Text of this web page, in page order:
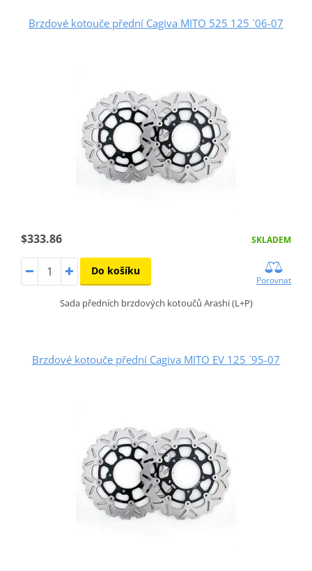
Brzdové kotouče přední Cagiva MITO 525 125 ´06-07
$333.86 SKLADEM
Do košíku
Porovnat
Sada předních brzdových kotoučů Arashi (L+P)
Brzdové kotouče přední Cagiva MITO EV 125 ´95-07